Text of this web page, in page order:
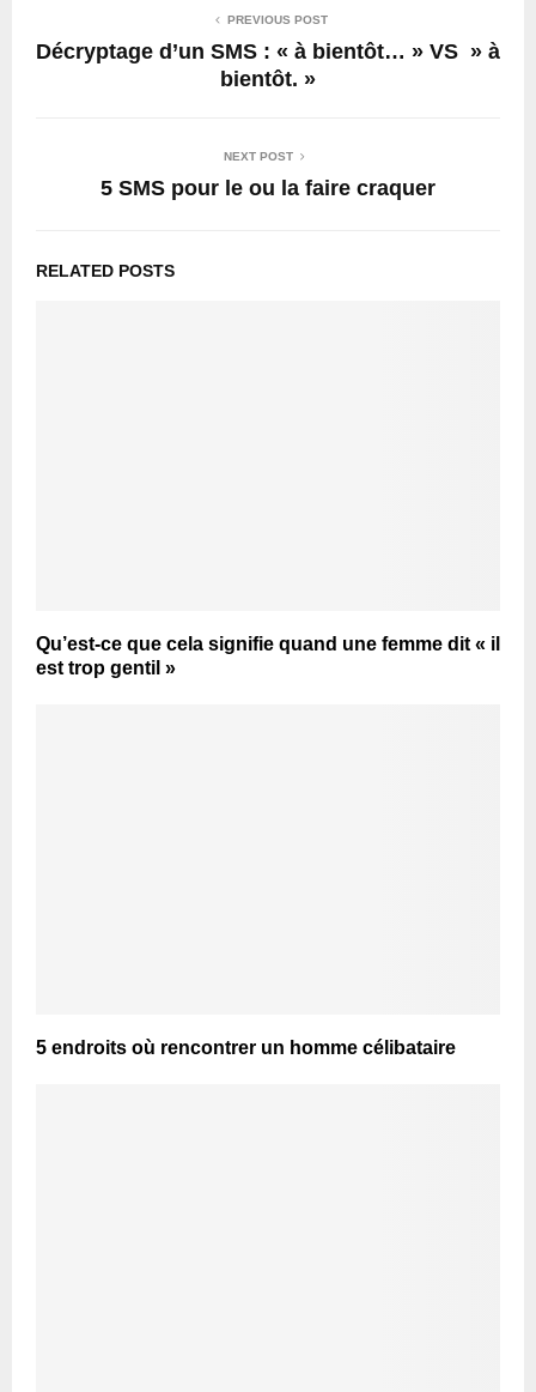
PREVIOUS POST
Décryptage d’un SMS : « à bientôt… » VS » à
bientôt. »
NEXT POST
5 SMS pour le ou la faire craquer
RELATED POSTS
Qu’est-ce que cela signifie quand une femme dit « il
est trop gentil »
5 endroits où rencontrer un homme célibataire